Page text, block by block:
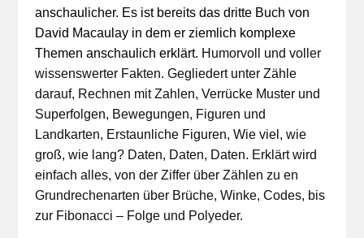
anschaulicher. Es ist bereits das dritte Buch von
David Macaulay in dem er ziemlich komplexe
Themen anschaulich erklärt. Humorvoll und voller
wissenswerter Fakten. Gegliedert unter Zähle
darauf, Rechnen mit Zahlen, Verrücke Muster und
Superfolgen, Bewegungen, Figuren und
Landkarten, Erstaunliche Figuren, Wie viel, wie
groß, wie lang? Daten, Daten, Daten. Erklärt wird
einfach alles, von der Ziffer über Zählen zu en
Grundrechenarten über Brüche, Winke, Codes, bis
zur Fibonacci – Folge und Polyeder.